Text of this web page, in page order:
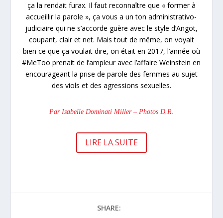
ça la rendait furax. Il faut reconnaître que « former à
accueillir la parole », ça vous a un ton administrativo-
judiciaire qui ne s’accorde guère avec le style d’Angot,
coupant, clair et net. Mais tout de même, on voyait
bien ce que ça voulait dire, on était en 2017, l’année où
#MeToo prenait de l’ampleur avec l’affaire Weinstein en
encourageant la prise de parole des femmes au sujet
des viols et des agressions sexuelles.
Par Isabelle Dominati Miller – Photos D.R.
LIRE LA SUITE
SHARE: